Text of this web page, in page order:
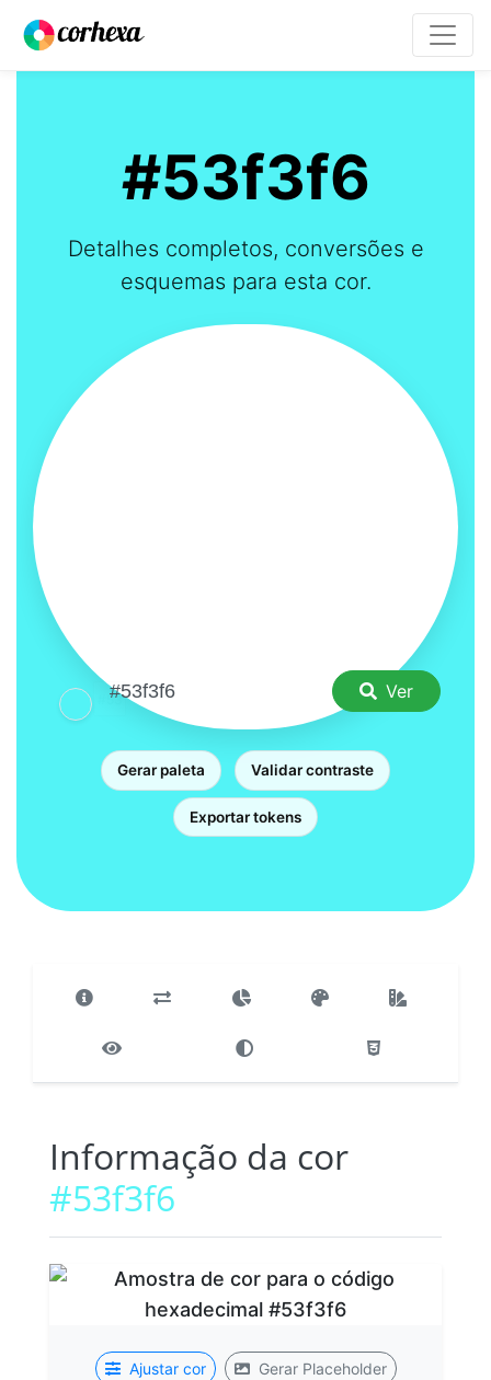
#53f3f6
Detalhes completos, conversões e
esquemas para esta cor.
Ver
Gerar paleta Validar contraste
Exportar tokens
Informação da cor
#53f3f6
Ajustar cor Gerar Placeholder